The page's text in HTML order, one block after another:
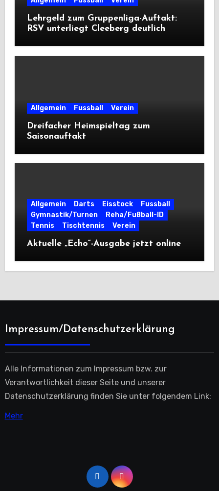
Lehrgeld zum Gruppenliga-Auftakt:
RSV unterliegt Cleeberg deutlich
Allgemein Fussball Verein
Dreifacher Heimspieltag zum
Saisonauftakt
Allgemein Darts Eisstock
Fussball
Gymnastik/Turnen
Reha/Fußball-ID
Tennis
Tischtennis Verein
Aktuelle „Echo“-Ausgabe jetzt online
Impressum/Datenschutzerklärung
Alle Informationen zum Impressum bzw. zur
Verantwortlichkeit dieser Seite und unserer
Datenschutzerklärung finden Sie unter folgendem Link:
Mehr